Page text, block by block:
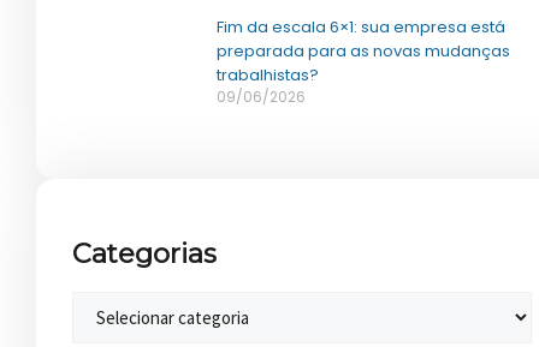
Fim da escala 6×1: sua empresa está
preparada para as novas mudanças
trabalhistas?
09/06/2026
Categorias